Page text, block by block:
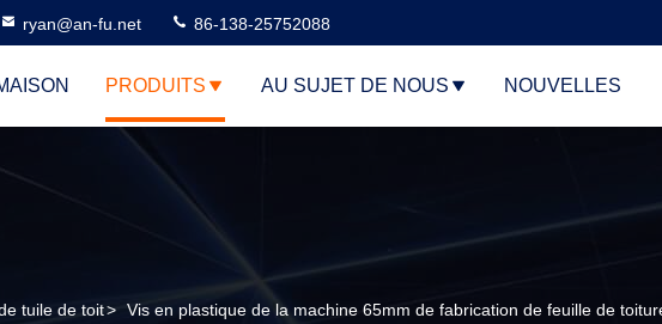
ryan@an-fu.net 86-138-25752088
PRODUITS AU SUJET DE NOUS NOUVELLES
tuile de toit> Vis en plastique de la machine 65mm de fabrication de feuille de